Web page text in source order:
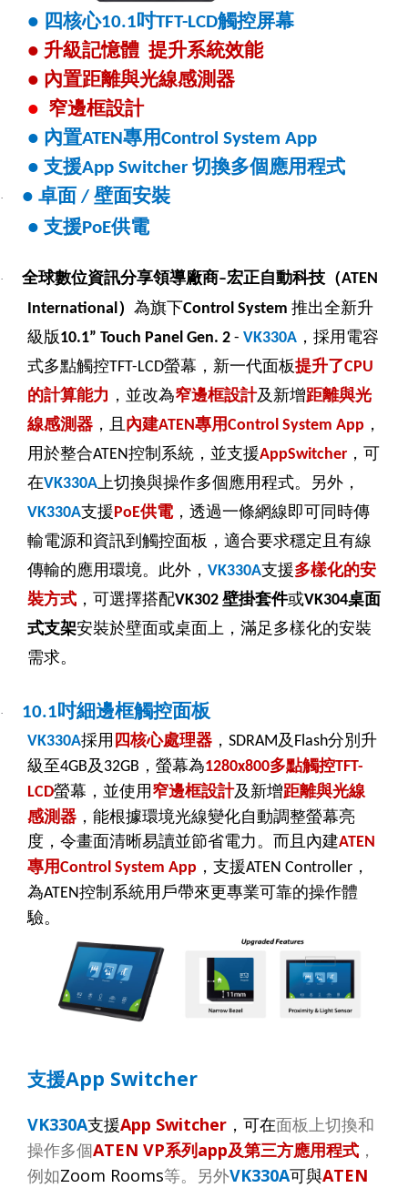
● 四核心10.1吋TFT-LCD觸控屏幕
● 升級記憶體 提升系統效能
● 內置距離與光線感測器
● 窄邊框設計
● 內置ATEN專用Control System App
● 支援App Switcher 切換多個應用程式
· ● 卓面 /壁面安裝
● 支援PoE供電
· 全球數位資訊分享領導廠商–宏正自動科技（ATEN
International ） 為旗下Control System 推出全新升
級版10.1” Touch Panel Gen. 2 - VK330A ，採用電容
式多點觸控TFT-LCD螢幕，新一代面板提升了CPU
的計算能力 ，並改為窄邊框設計及新增距離與光
線感測器 ，且 內建ATEN專用Control System App ，
用於整合ATEN控制系統，並支援AppSwitcher ，可
在VK330A 上切換與操作多個應用程式。另外，
VK330A支援 PoE供電，透過一條網線即可同時傳
輸電源和資訊到觸控面板，適合要求穩定且有線
傳輸的應用環境。此外， VK330A支援多樣化的安
裝方式 ，可選擇搭配VK302 壁掛套件或VK304桌面
式支架安裝於壁面或桌面上，滿足多樣化的安裝
需求。
· 10.1吋細邊框觸控面板
VK330A採用 四核心處理器 ， SDRAM 及 Flash分別升
級至4GB及 32GB ， 螢幕為1280x800多點觸控TFT-
LCD螢幕，並使用 窄邊框設計及新增距離與光線
感測器 ，能根據環境光線變化自動調整螢幕亮
度，令畫面清晰易讀並節省電力。而且內建ATEN
專用Control System App ，支援ATEN Controller ，
為ATEN控制系統用戶帶來更專業可靠的操作體
驗。
支援App Switcher
VK330A支援App Switcher ，可在面板上切換和
操作多個ATEN VP系列 app及第三方應用程式 ，
例如Zoom Rooms等。另外VK330A可與ATEN